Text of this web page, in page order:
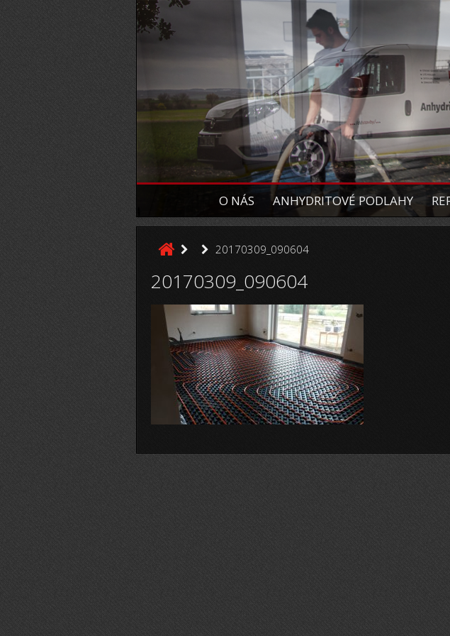
O NÁS ANHYDRITOVÉ PODLAHY
20170309_090604
20170309_090604